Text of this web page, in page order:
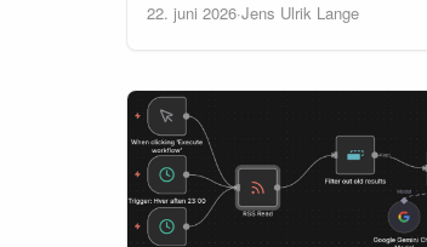
22. juni 2026·Jens Ulrik Lange